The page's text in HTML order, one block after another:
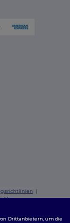
|
Map
|Dortmund |
Drittanbietern, um die